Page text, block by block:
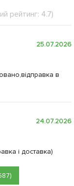
рейтинг: 4.7)
25.07.2026
в
24.07.2026
і доставка)